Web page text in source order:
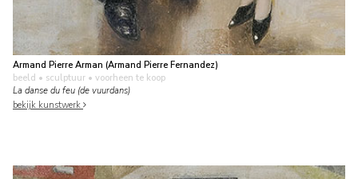
Armand Pierre Arman (Armand Pierre Fernandez)
beeld • sculptuur • voorheen te koop
La danse du feu (de vuurdans)
bekijk kunstwerk